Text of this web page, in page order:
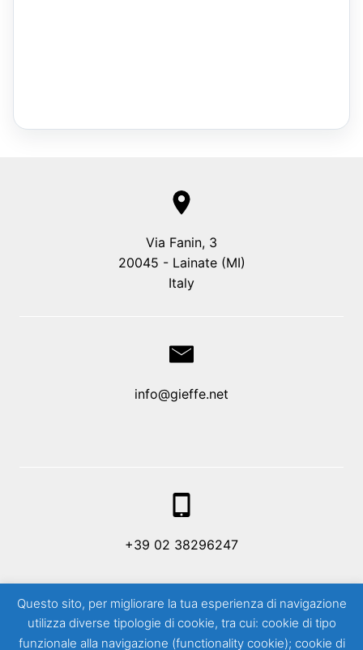
Via Fanin, 3
20045 - Lainate (MI)
Italy
info@gieffe.net
+39 02 38296247
Questo sito, per migliorare la tua esperienza di navigazione
utilizza diverse tipologie di cookie, tra cui: cookie di tipo
funzionale alla navigazione (functionality cookie); cookie di